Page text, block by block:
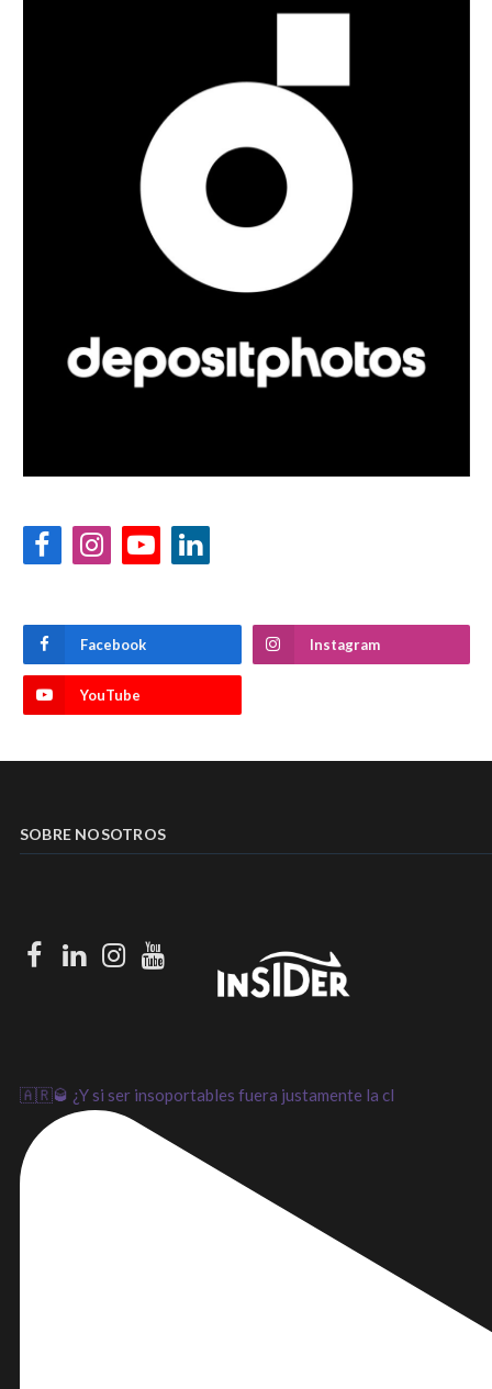
FacebookInstagramYouTubeLinkedIn
Facebook Instagram
YouTube
SOBRE NOSOTROS
Facebook
LinkedInInstagram
Youtube
🇦🇷🥃 ¿Y si ser insoportables fuera justamente la cl